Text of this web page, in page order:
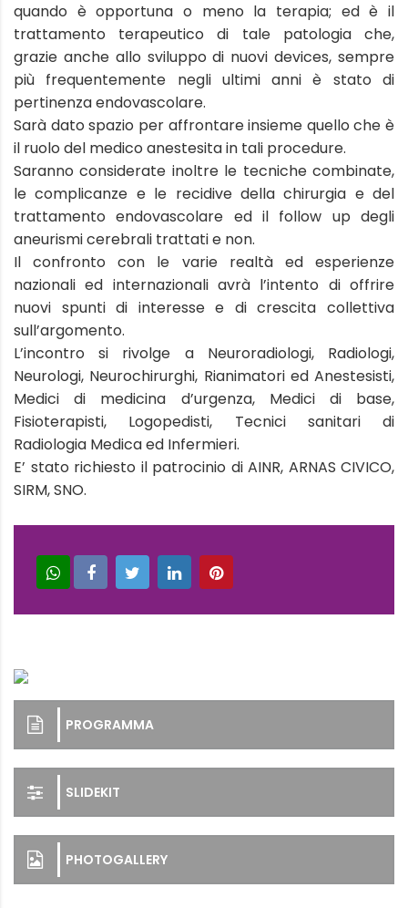
quando è opportuna o meno la terapia; ed è il
trattamento terapeutico di tale patologia che,
grazie anche allo sviluppo di nuovi devices, sempre
più frequentemente negli ultimi anni è stato di
pertinenza endovascolare.
Sarà dato spazio per affrontare insieme quello che è
il ruolo del medico anestesita in tali procedure.
Saranno considerate inoltre le tecniche combinate,
le complicanze e le recidive della chirurgia e del
trattamento endovascolare ed il follow up degli
aneurismi cerebrali trattati e non.
Il confronto con le varie realtà ed esperienze
nazionali ed internazionali avrà l’intento di offrire
nuovi spunti di interesse e di crescita collettiva
sull’argomento.
L’incontro si rivolge a Neuroradiologi, Radiologi,
Neurologi, Neurochirurghi, Rianimatori ed Anestesisti,
Medici di medicina d’urgenza, Medici di base,
Fisioterapisti, Logopedisti, Tecnici sanitari di
Radiologia Medica ed Infermieri.
E’ stato richiesto il patrocinio di AINR, ARNAS CIVICO,
SIRM, SNO.
PROGRAMMA
SLIDEKIT
PHOTOGALLERY